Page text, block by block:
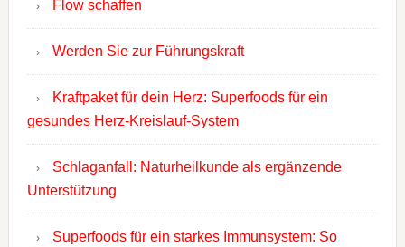
Flow schaffen
Werden Sie zur Führungskraft
Kraftpaket für dein Herz: Superfoods für ein
gesundes Herz-Kreislauf-System
Schlaganfall: Naturheilkunde als ergänzende
Unterstützung
Superfoods für ein starkes Immunsystem: So